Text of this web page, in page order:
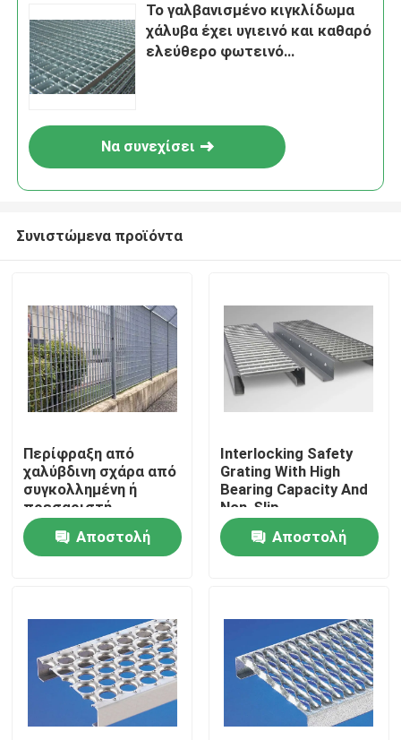
Προϊόντα
Σχετικά με εμάς
Το γαλβανισμένο κιγκλίδωμα
χάλυβα έχει υγιεινό και καθαρό
ελεύθερο φωτεινό
Να συνεχίσει
Συνιστώμενα προϊόντα
Περίφραξη από
χαλύβδινη σχάρα από
συγκολλημένη ή
πρεσαριστή
χαλύβδινη σχάρα
Αποστολή
Interlocking Safety
Grating With High
Bearing Capacity And
Non-Slip
Αποστολή